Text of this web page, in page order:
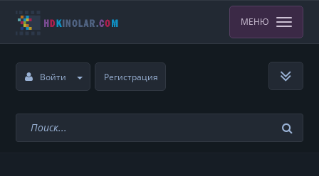
МЕНЮ
Войти Регистрация